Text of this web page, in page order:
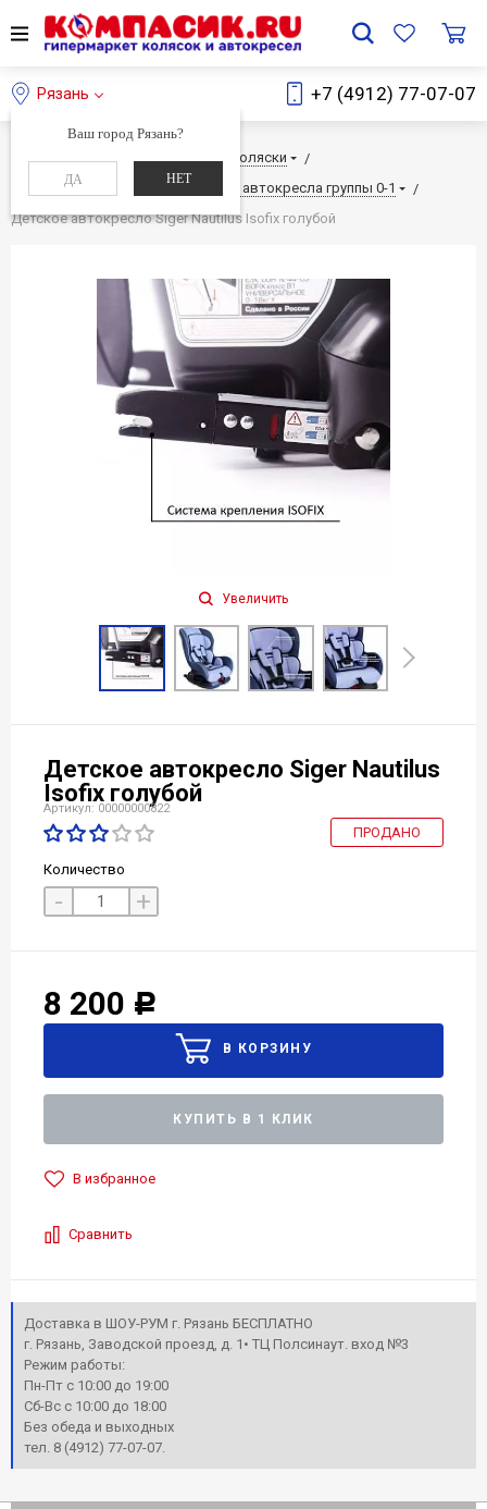
Рязань
Ваш город Рязань?
ДА НЕТ
+7 (4912) 77-07-07
Главная Каталог
Детские коляски
Детские автокресла
Детские автокресла группы 0-1
Детское автокресло Siger Nautilus Isofix голубой
Увеличить
Детское автокресло Siger Nautilus
Isofix голубой
Артикул: 00000000822
ПРОДАНО
Количество
- +
8 200 Р
КУПИТЬ В 1 КЛИК
В избранное
Сравнить
Доставка в ШОУ-РУМ г. Рязань БЕСПЛАТНО
г. Рязань, Заводской проезд, д. 1• ТЦ Полсинаут. вход №3
Режим работы:
Пн-Пт с 10:00 до 19:00
Сб-Вс с 10:00 до 18:00
Без обеда и выходных
тел. 8 (4912) 77-07-07.